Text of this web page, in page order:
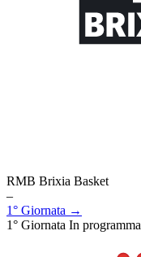
RMB Brixia Basket
–
1° Giornata →
1° Giornata In programma